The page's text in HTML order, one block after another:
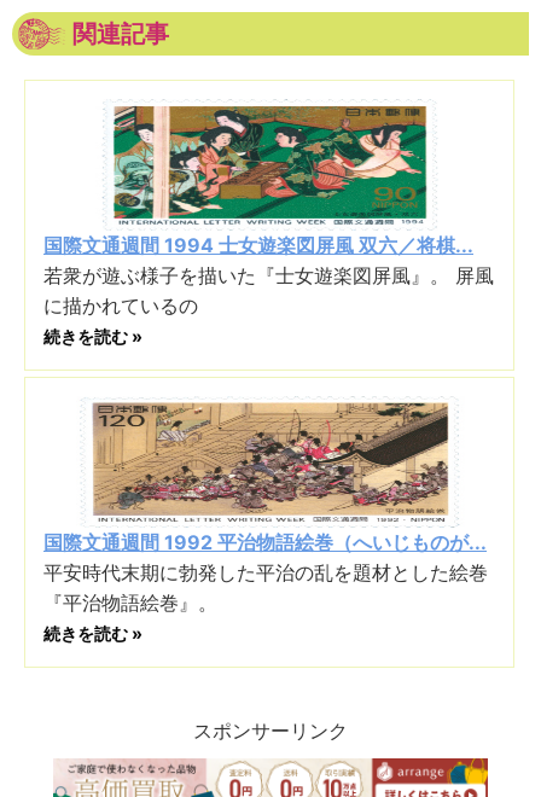
関連記事
国際文通週間 1994 士女遊楽図屏風 双六／将棋...
若衆が遊ぶ様子を描いた『士女遊楽図屏風』。 屏風
に描かれているの
続きを読む »
国際文通週間 1992 平治物語絵巻（へいじものが...
平安時代末期に勃発した平治の乱を題材とした絵巻
『平治物語絵巻』。
続きを読む »
スポンサーリンク